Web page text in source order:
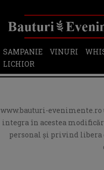
SAMPANIE VINURI
LICHIOR
www.bauturi-
integra în acestea
personal și privind libera